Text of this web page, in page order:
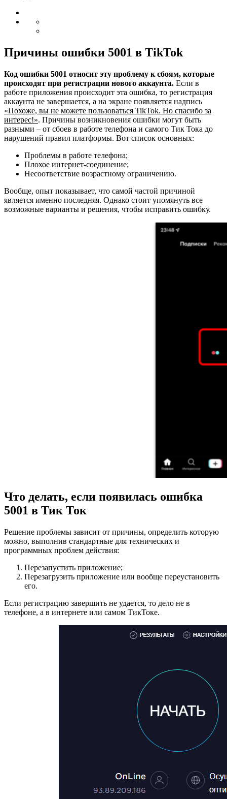
Причины ошибки 5001 в TikTok
Код ошибки 5001 относит эту проблему к сбоям, которые
происходят при регистрации нового аккаунта. Если в
работе приложения происходит эта ошибка, то регистрация
аккаунта не завершается, а на экране появляется надпись
«Похоже, вы не можете пользоваться TikTok. Но спасибо за
интерес!». Причины возникновения ошибки могут быть
разными – от сбоев в работе телефона и самого Тик Тока до
нарушений правил платформы. Вот список основных:
Проблемы в работе телефона;
Плохое интернет-соединение;
Несоответствие возрастному ограничению.
Вообще, опыт показывает, что самой частой причиной
является именно последняя. Однако стоит упомянуть все
возможные варианты и решения, чтобы исправить ошибку.
Что делать, если появилась ошибка
5001 в Тик Ток
Решение проблемы зависит от причины, определить которую
можно, выполнив стандартные для технических и
программных проблем действия:
Перезапустить приложение;
Перезагрузить приложение или вообще переустановить
его.
Если регистрацию завершить не удается, то дело не в
телефоне, а в интернете или самом ТикТоке.